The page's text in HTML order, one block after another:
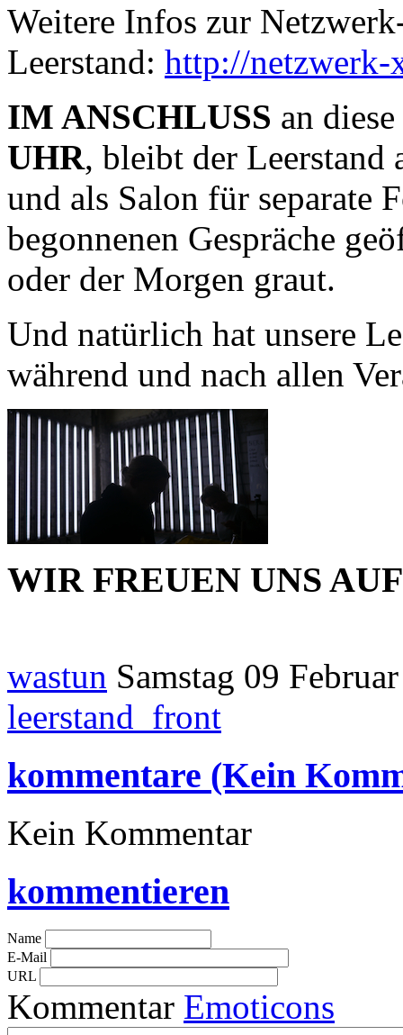
Weitere Infos zur
Leerstand: http://netzwerk-
IM ANSCHLUSS an
UHR, bleibt der Leerstand
und als Salon für separate
begonnenen Gespräche
oder der Morgen graut.
Und natürlich hat unsere
während und nach allen
WIR FREUEN UNS
wastun Samstag 09
leerstand_front
kommentare (Kein
Kein Kommentar
kommentieren
Name
E-Mail
URL
Kommentar Emoticons